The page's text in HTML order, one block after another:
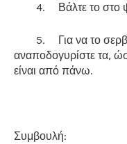
4. Βάλτε το στο
5.
Για να το
αναποδογυρίστε τα,
είναι από πάνω.
Συμβουλή: